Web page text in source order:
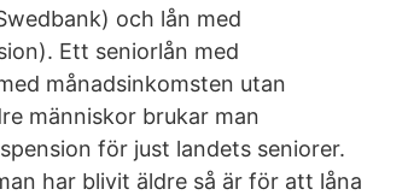
och lån med
Ett seniorlån med
månadsinkomsten utan
människor brukar man
för just landets seniorer.
har blivit äldre så är för att låna